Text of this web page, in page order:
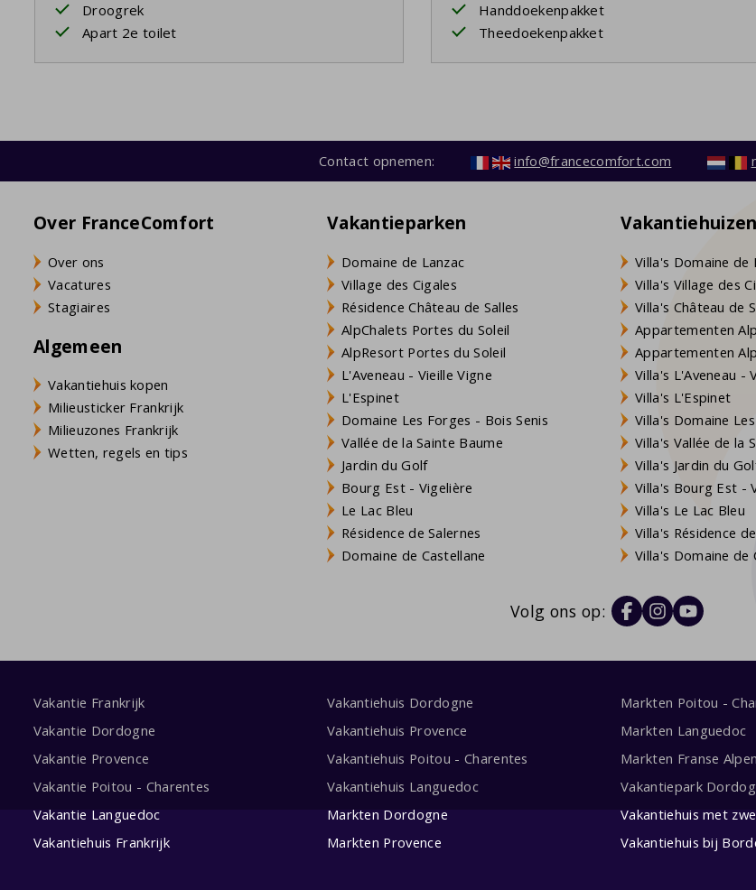
Droogrek
Apart 2e toilet
Handdoekenpakket
Theedoekenpakket
Contact opnemen: info@francecomfort.com
Over FranceComfort
Over ons
Vacatures
Stagiaires
Algemeen
Vakantiehuis kopen
Milieusticker Frankrijk
Milieuzones Frankrijk
Wetten, regels en tips
Vakantieparken
Domaine de Lanzac
Village des Cigales
Résidence Château de Salles
AlpChalets Portes du Soleil
AlpResort Portes du Soleil
L'Aveneau - Vieille Vigne
L'Espinet
Domaine Les Forges - Bois Senis
Vallée de la Sainte Baume
Jardin du Golf
Bourg Est - Vigelière
Le Lac Bleu
Résidence de Salernes
Domaine de Castellane
Vakantiehuizen
Villa's Domaine de
Villa's Village des
Villa's Château de
Appartementen
Appartementen
Villa's L'Aveneau -
Villa's L'Espinet
Villa's Domaine
Villa's Vallée de la
Villa's Jardin du
Villa's Bourg Est -
Villa's Le Lac Bleu
Villa's Résidence
Villa's Domaine de
Volg ons op:
Vakantie Frankrijk
Vakantie Dordogne
Vakantie Provence
Vakantie Poitou - Charentes
Vakantie Languedoc
Vakantiehuis Frankrijk
Vakantiehuis Dordogne
Vakantiehuis Provence
Vakantiehuis Poitou - Charentes
Vakantiehuis Languedoc
Markten Dordogne
Markten Provence
Markten Poitou -
Markten Languedoc
Markten Franse Alpen
Vakantiepark
Vakantiehuis met
Vakantiehuis bij